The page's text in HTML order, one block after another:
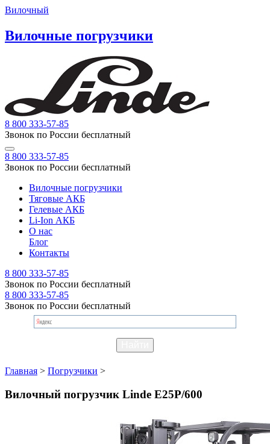
Вилочный
Вилочные погрузчики
8 800 333-57-85
Звонок по России бесплатный
8 800 333-57-85
Звонок по России бесплатный
Вилочные погрузчики
Тяговые АКБ
Гелевые АКБ
Li-Ion АКБ
О нас
Блог
Контакты
8 800 333-57-85
Звонок по России бесплатный
8 800 333-57-85
Звонок по России бесплатный
Главная > Погрузчики >
Вилочный погрузчик Linde E25P/600